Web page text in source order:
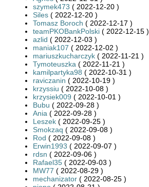
szymek473 ( 2022-12-20 )
Siles ( 2022-12-20 )
Tomasz Boroch ( 2022-12-17 )
teamPKOBankPolski ( 2022-12-15 )
azlid ( 2022-12-03 )
maniak107 ( 2022-12-02 )
mariuszkucharczyk ( 2022-11-21 )
Tymoteuszka ( 2022-11-21 )
kamilpartyka98 ( 2022-10-31 )
raviczanin ( 2022-10-19 )
krzyssiu ( 2022-10-08 )
krzysiek009 ( 2022-10-01 )
Bubu ( 2022-09-28 )
Ania ( 2022-09-28 )
Leszek ( 2022-09-25 )
Smokzaq ( 2022-09-08 )
Rod ( 2022-09-08 )
Erwin1993 ( 2022-09-07 )
rdsn ( 2022-09-06 )
Rafael35 ( 2022-09-03 )
MW77 ( 2022-08-29 )
mechanizator ( 2022-08-25 )